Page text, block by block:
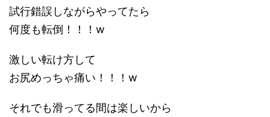
試行錯誤しながらやってたら
何度も転倒！！！w
激しい転け方して
お尻めっちゃ痛い！！！w
それでも滑ってる間は楽しいから